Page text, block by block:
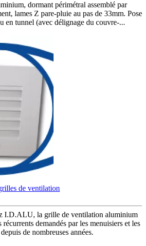
dormant périmétral assemblé par
lames Z pare-pluie au pas de 33mm. Pose
en tunnel (avec délignage du couvre-...
de ventilation
I.D.ALU, la grille de ventilation aluminium
demandés par les menuisiers et les
de nombreuses années.